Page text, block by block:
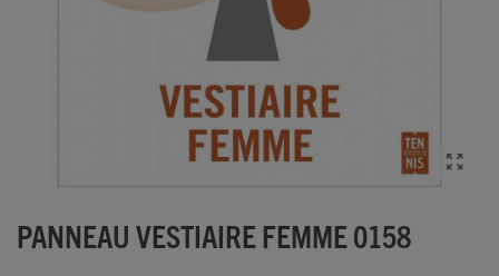
PANNEAU VESTIAIRE FEMME 0158